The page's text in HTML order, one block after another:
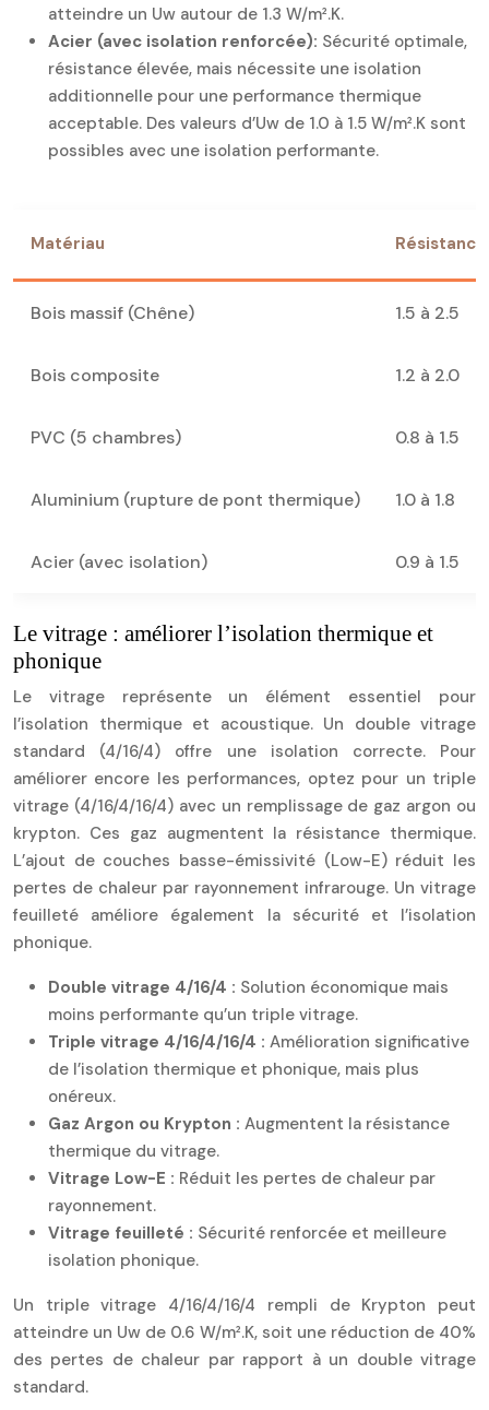
atteindre un Uw autour de 1.3 W/m².K.
Acier (avec isolation renforcée): Sécurité optimale,
résistance élevée, mais nécessite une isolation
additionnelle pour une performance thermique
acceptable. Des valeurs d’Uw de 1.0 à 1.5 W/m².K sont
possibles avec une isolation performante.
Matériau
Bois massif (Chêne) 1.5 à 2.5
Bois composite 1.2 à 2.0
PVC (5 chambres) 0.8 à 1.5
Aluminium (rupture de pont thermique) 1.0 à 1.8
Acier (avec isolation) 0.9 à 1.5
Le vitrage : améliorer l’isolation thermique et
phonique
Le vitrage représente un élément essentiel pour
l’isolation thermique et acoustique. Un double vitrage
standard (4/16/4) offre une isolation correcte. Pour
améliorer encore les performances, optez pour un triple
vitrage (4/16/4/16/4) avec un remplissage de gaz argon ou
krypton. Ces gaz augmentent la résistance thermique.
L’ajout de couches basse-émissivité (Low-E) réduit les
pertes de chaleur par rayonnement infrarouge. Un vitrage
feuilleté améliore également la sécurité et l’isolation
phonique.
Double vitrage 4/16/4 : Solution économique mais
moins performante qu’un triple vitrage.
Triple vitrage 4/16/4/16/4 : Amélioration significative
de l’isolation thermique et phonique, mais plus
onéreux.
Gaz Argon ou Krypton : Augmentent la résistance
thermique du vitrage.
Vitrage Low-E : Réduit les pertes de chaleur par
rayonnement.
Vitrage feuilleté : Sécurité renforcée et meilleure
isolation phonique.
Un triple vitrage 4/16/4/16/4 rempli de Krypton peut
atteindre un Uw de 0.6 W/m².K, soit une réduction de 40%
des pertes de chaleur par rapport à un double vitrage
standard.